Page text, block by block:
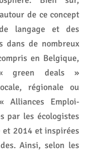
de ce concept
langage et des
dans de nombreux
en Belgique,
green deals »
régionale ou
Alliances Emploi-
par les écologistes
et 2014 et inspirées
Ainsi, selon les